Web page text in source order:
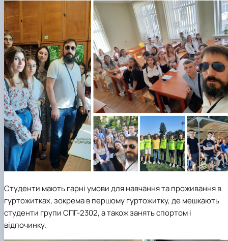
Студенти мають гарні умови для навчання та проживання в
гуртожитках, зокрема в першому гуртожитку, де мешкають
студенти групи СПГ-2302, а також занять спортом і
відпочинку.